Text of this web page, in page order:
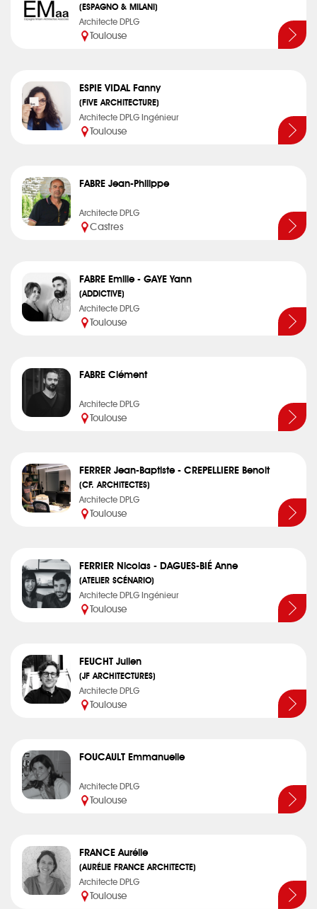
(ESPAGNO & MILANI)
Architecte DPLG
Toulouse
ESPIE VIDAL Fanny
(FIVE ARCHITECTURE)
Architecte DPLG Ingénieur
Toulouse
FABRE Jean-Philippe
Architecte DPLG
Castres
FABRE Emilie - GAYE Yann
(ADDICTIVE)
Architecte DPLG
Toulouse
FABRE Clément
Architecte DPLG
Toulouse
FERRER Jean-Baptiste - CREPELLIERE Benoit
(CF. ARCHITECTES)
Architecte DPLG
Toulouse
FERRIER Nicolas - DAGUES-BIÉ Anne
(ATELIER SCÉNARIO)
Architecte DPLG Ingénieur
Toulouse
FEUCHT Julien
(JF ARCHITECTURES)
Architecte DPLG
Toulouse
FOUCAULT Emmanuelle
Architecte DPLG
Toulouse
FRANCE Aurélie
(AURÉLIE FRANCE ARCHITECTE)
Architecte DPLG
Toulouse